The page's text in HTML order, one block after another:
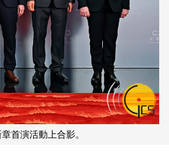
首演活動上合影。